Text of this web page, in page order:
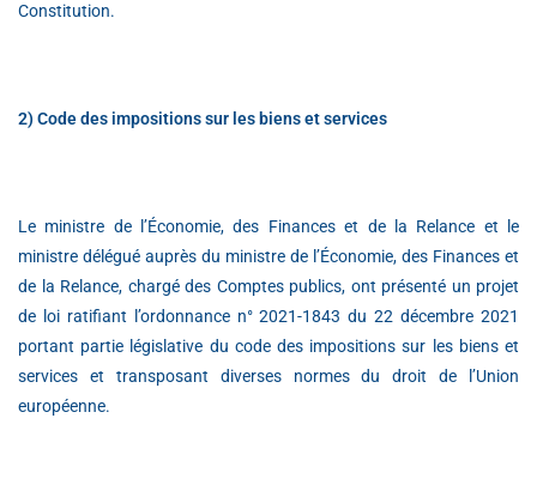
Constitution.
2) Code des impositions sur les biens et services
Le ministre de l’Économie, des Finances et de la Relance et le
ministre délégué auprès du ministre de l’Économie, des Finances et
de la Relance, chargé des Comptes publics, ont présenté un projet
de loi ratifiant l’ordonnance n° 2021-1843 du 22 décembre 2021
portant partie législative du code des impositions sur les biens et
services et transposant diverses normes du droit de l’Union
européenne.